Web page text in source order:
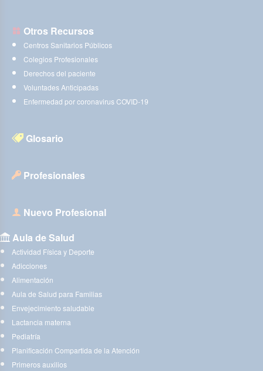
Otros Recursos
Centros Sanitarios Públicos
Colegios Profesionales
Derechos del paciente
Voluntades Anticipadas
Enfermedad por coronavirus COVID-19
Glosario
Profesionales
Nuevo Profesional
Aula de Salud
Actividad Física y Deporte
Adicciones
Alimentación
Aula de Salud para Familias
Envejecimiento saludable
Lactancia materna
Pediatría
Planificación Compartida de la Atención
Primeros auxilios